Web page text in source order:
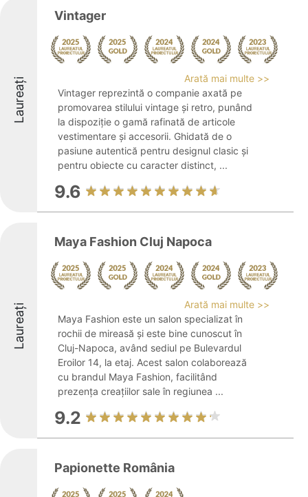
Laureați
Vintager
Arată mai multe >>
Vintager reprezintă o companie axată pe
promovarea stilului vintage și retro, punând
la dispoziție o gamă rafinată de articole
vestimentare și accesorii. Ghidată de o
pasiune autentică pentru designul clasic și
pentru obiecte cu caracter distinct, ...
9.6
Laureați
Maya Fashion Cluj Napoca
Arată mai multe >>
Maya Fashion este un salon specializat în
rochii de mireasă și este bine cunoscut în
Cluj-Napoca, având sediul pe Bulevardul
Eroilor 14, la etaj. Acest salon colaborează
cu brandul Maya Fashion, facilitând
prezența creațiilor sale în regiunea ...
9.2
Papionette România